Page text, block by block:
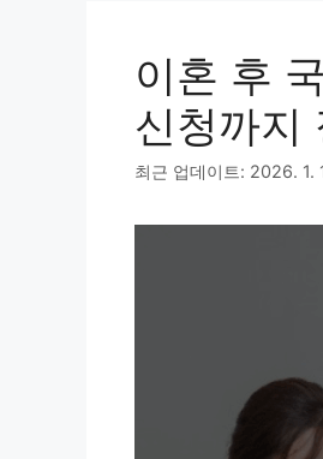
이혼 후
신청까지
최근 업데이트: 2026. 1.